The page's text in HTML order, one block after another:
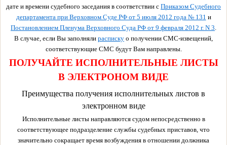
дате и времени судебного заседания в соответствии с Приказом Судебного
департамента при Верховном Суде РФ от 5 июля 2012 года № 131 и
Постановлением Пленума Верховного Суда РФ от 9 февраля 2012 г. N 3
В случае, если Вы заполняли расписку о получении СМС-извещений,
соответствующие СМС будут Вам направлены.
ПОЛУЧАЙТЕ ИСПОЛНИТЕЛЬНЫЕ ЛИСТЫ
В ЭЛЕКТРОНОМ ВИДЕ
Преимущества получения исполнительных листов в
электронном виде
Исполнительные листы направляются судом непосредственно в
соответствующее подразделение службы судебных приставов, что
значительно сокращает время возбуждения в отношении должника